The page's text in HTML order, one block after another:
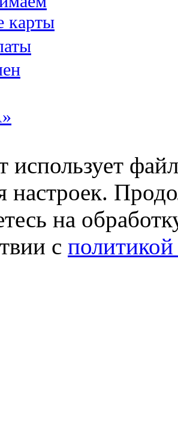
использует
настроек.
на
с